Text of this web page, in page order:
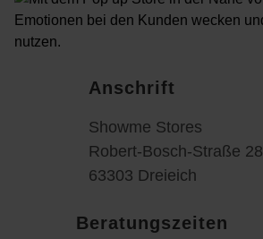
Anschrift
Showme Stores
Robert-Bosch-Straße 28
63303 Dreieich
Beratungszeiten